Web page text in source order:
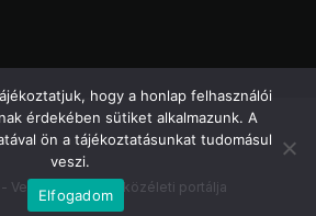
Veszprém online közéleti portálja
hogy a honlap felhasználói
érdekében sütiket alkalmazunk. A
ön a tájékoztatásunkat tudomásul
veszi.
Elfogadom